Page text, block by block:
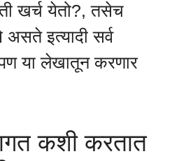
खर्च येतो?, तसेच
इत्यादी सर्व
या लेखातून करणार
कशी करतात